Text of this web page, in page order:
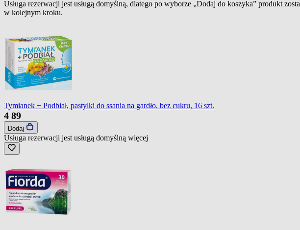
Usługa rezerwacji jest usługą domyślną, dlatego po wyborze „Dodaj do koszyka” produkt
w kolejnym kroku.
Tymianek + Podbiał, pastylki do ssania na gardło, bez cukru, 16 szt.
4 89
Dodaj
Usługa rezerwacji jest usługą domyślną więcej